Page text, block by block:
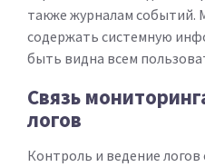
также журналам событий.
содержать системную
быть видна всем
Связь
логов
Контроль и ведение